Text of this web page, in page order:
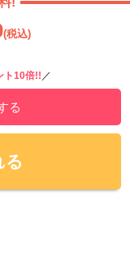
(税込)
ト10倍!! ／
る
る